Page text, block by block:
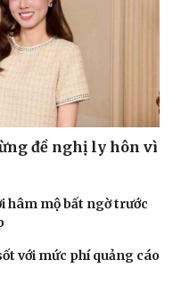
đề nghị ly hôn vì
hâm mộ bất ngờ trước
với mức phí quảng cáo